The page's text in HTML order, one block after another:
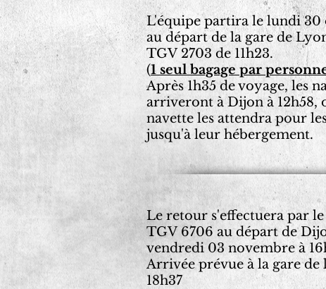
L'équipe partira le lundi 30
au départ de la gare de
TGV 2703 de 11h23.
(1 seul bagage par
Après 1h35 de voyage, les
arriveront à Dijon à 12h58,
navette les attendra pour
jusqu'à leur hébergement.
Le retour s'effectuera par le
TGV 6706 au départ de
vendredi 03 novembre à
Arrivée prévue à la gare de
18h37